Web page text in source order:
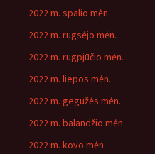
2022 m. spalio mėn.
2022 m. rugsėjo mėn.
2022 m. rugpjūčio mėn.
2022 m. liepos mėn.
2022 m. gegužės mėn.
2022 m. balandžio mėn.
2022 m. kovo mėn.